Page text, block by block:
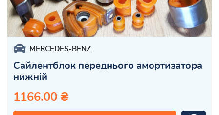
MERCEDES-BENZ
Сайлентблок переднього амортизатора
нижній
1166.00 ₴